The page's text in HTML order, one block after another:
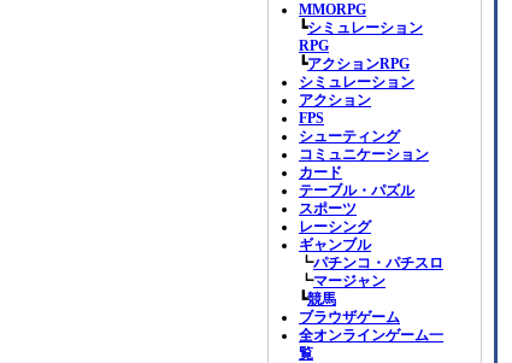
MMORPG
┗シミュレーション
RPG
┗アクションRPG
シミュレーション
アクション
FPS
シューティング
コミュニケーション
カード
テーブル・パズル
スポーツ
レーシング
ギャンブル
┗パチンコ・パチスロ
┗マージャン
┗競馬
ブラウザゲーム
全オンラインゲーム一
覧